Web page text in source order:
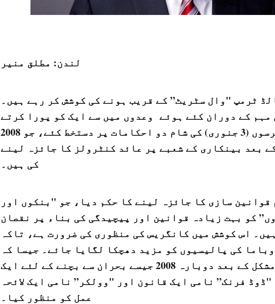
لندن: مطلق منير
ٹرمپ "وال سٹریٹ” کے قریب ہونے کی کوشش کر رہے ہیں۔
مہم کے دوران کئے ہوئے وعدوں میں سے ایک کو پورا کرتے
ہوئے انہوں نے پرسوں (3 جنوری) کی شام دو احکامات پر دستخط کئے، جو 2008
بعد بینکاری کے شعبے پر عائد کنٹرولز کا جائزہ لینے
کی ہیں۔
قوانین سازی کا جائزہ لینے کا حکم دیا، جو "بنکوں اور
کو بہت زیادہ قوانین اور پیچیدگی کی بناء پر نقصان
اس کوشش میں کانگریس کی منظوری کی ضرورت ہے، تاکہ
کی پالیسیوں کو مزید دھچکا لگایا جائے۔ جیسا کہ
انہوں نے سخت مشکل کے بعد دوبارہ 2008 جیسے بحران سے بچنے کے لئے ایک
فرنک” نامی ایک قانون اور "وولکر” نامی ایک لائحہ
عمل کو منظور کیا۔